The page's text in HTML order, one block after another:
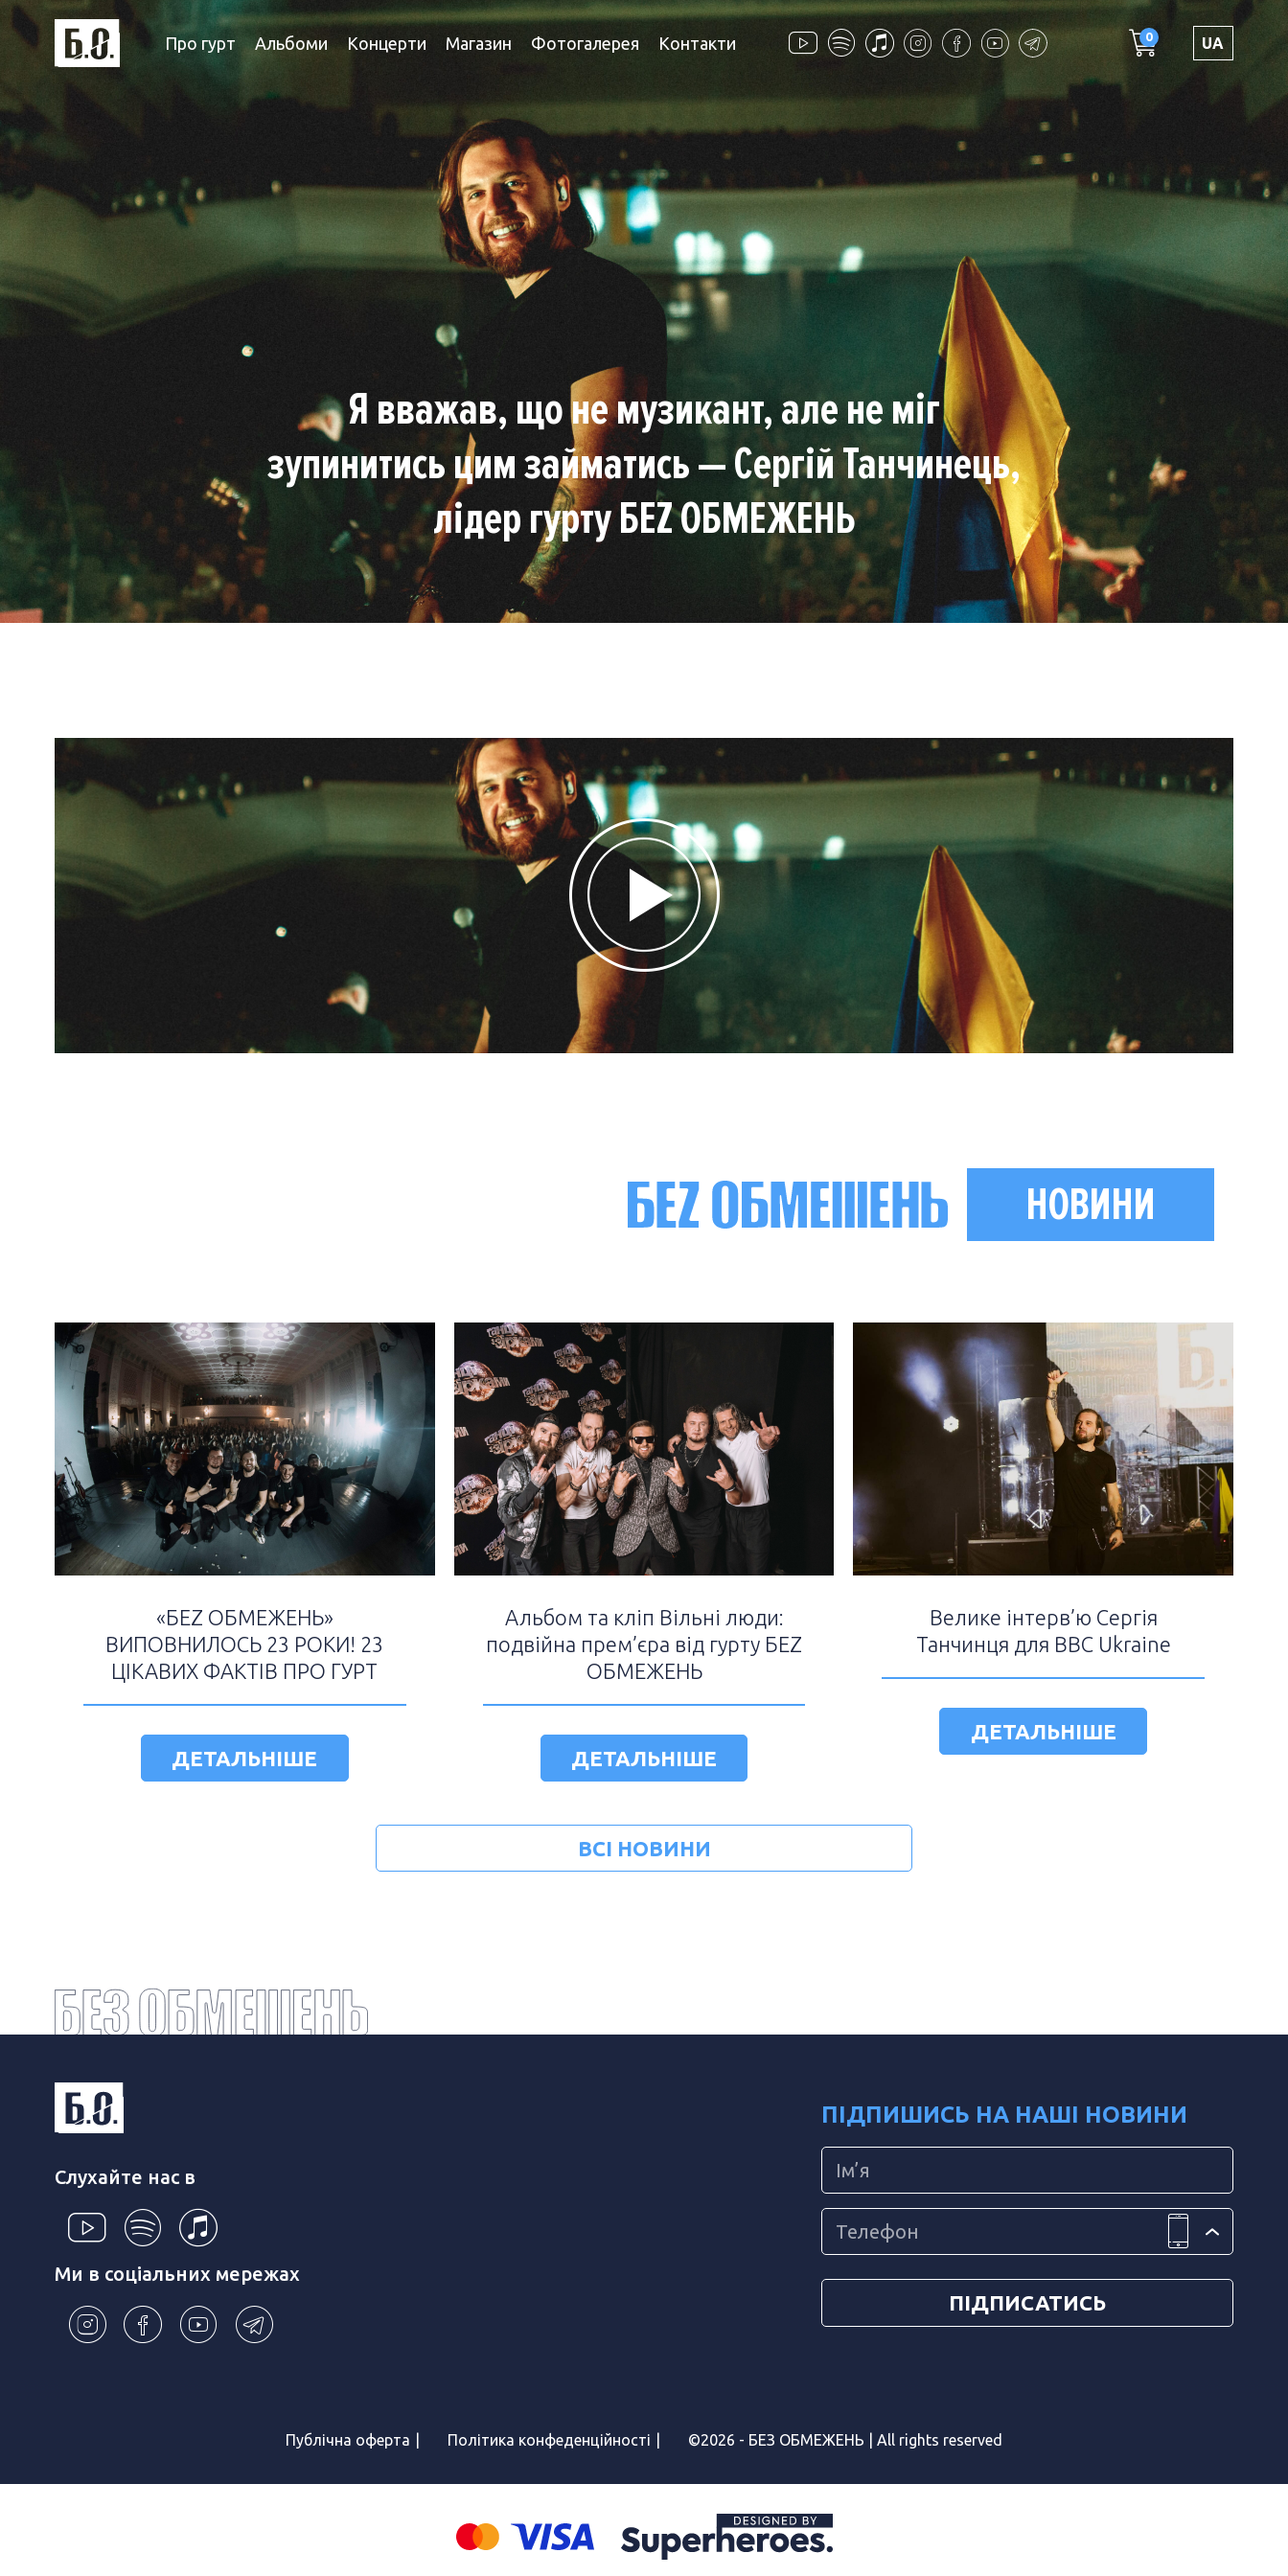
Про гурт Альбоми Концерти Магазин Фотогалерея Контакти 0 UA
Я вважав, що не музикант, але не міг
зупинитись цим займатись — Сергій Танчинець,
лідер гурту БЕZ ОБМЕЖЕНЬ
НОВИНИ
«БЕZ ОБМЕЖЕНЬ»
ВИПОВНИЛОСЬ 23 РОКИ! 23
ЦІКАВИХ ФАКТІВ ПРО ГУРТ
ДЕТАЛЬНІШЕ
Альбом та кліп Вільні люди:
подвійна прем’єра від гурту БЕZ
ОБМЕЖЕНЬ
ДЕТАЛЬНІШЕ
Велике інтерв’ю Сергія
Танчинця для ВВС Ukraine
ДЕТАЛЬНІШЕ
ВСІ НОВИНИ
Слухайте нас в
Ми в соціальних мережах
ПІДПИШИСЬ НА НАШІ НОВИНИ
Публічна оферта Політика конфеденційності ©2026 - БЕЗ ОБМЕЖЕНЬ | All rights reserved